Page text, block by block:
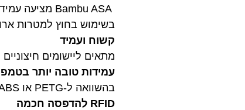
בשימוש בחוץ למטרות
קשוח ועמיד
מתאים ליישומים
עמידות טובה יותר
בהשוואה ל-PETG או ABS רגילים, Bambu ASA יכול להישאר בצורה אפילו בטמפרטורה של 100 מעלות צלזיוס.
RFID להדפסה חכמה